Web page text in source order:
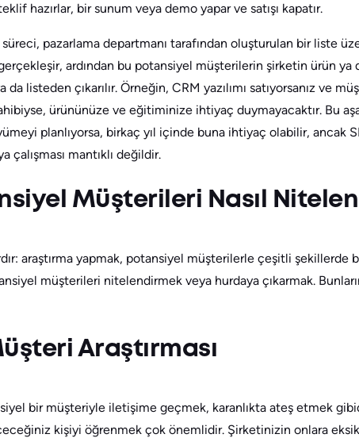
hazırlar, bir sunum veya demo yapar ve satışı kapatır.
pazarlama departmanı tarafından oluşturulan bir liste
gerçekleşir, ardından bu potansiyel müşterilerin şirketin ürün
listeden çıkarılır. Örneğin, CRM yazılımı satıyorsanız ve
ürününüze ve eğitiminize ihtiyaç duymayacaktır. Bu
planlıyorsa, birkaç yıl içinde buna ihtiyaç olabilir, ancak
çalışması mantıklı değildir.
Müşterileri Nasıl
araştırma yapmak, potansiyel müşterilerle çeşitli şekillerde
müşterileri nitelendirmek veya hurdaya çıkarmak.
Araştırması
bir müşteriyle iletişime geçmek, karanlıkta ateş etmek
kişiyi öğrenmek çok önemlidir. Şirketinizin onlara